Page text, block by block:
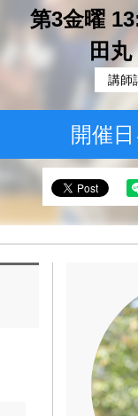
第3金曜
田
講師
開催